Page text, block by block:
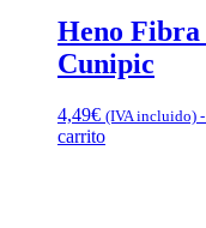
Heno
Cunipic
4,49€ (IVA incluido) -
carrito